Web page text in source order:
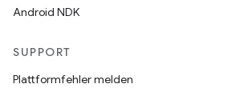
Android NDK
SUPPORT
Plattformfehler melden